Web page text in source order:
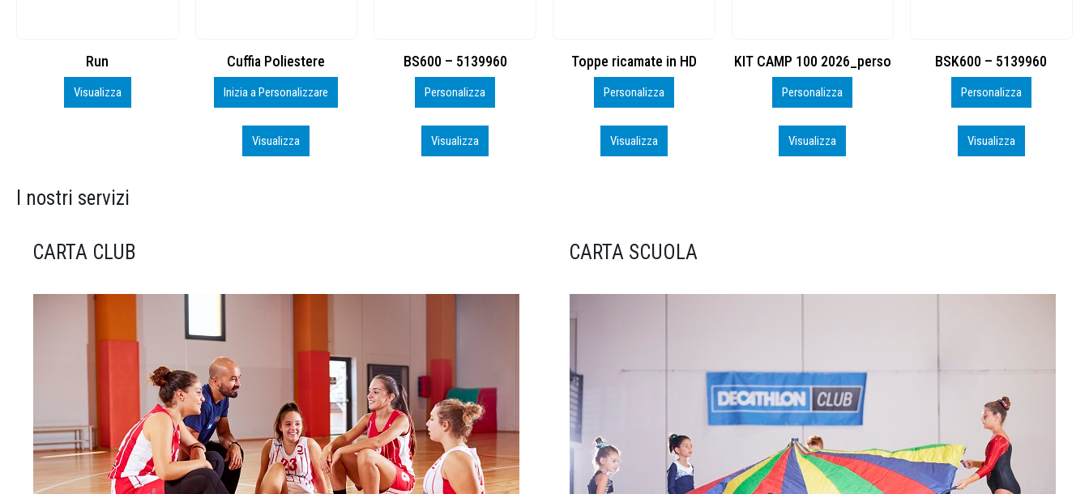
Cuffia Poliestere
Inizia a Personalizzare
BS600 – 5139960
Personalizza
Visualizza
Toppe ricamate in HD
Personalizza
Visualizza
KIT CAMP 100 2026_perso
Personalizza
Visualizza
BSK600 – 5139960
Personalizza
Visualizza
DTF
Personalizza
Visualizza
I nostri servizi
CARTA CLUB CARTA SCUOLA